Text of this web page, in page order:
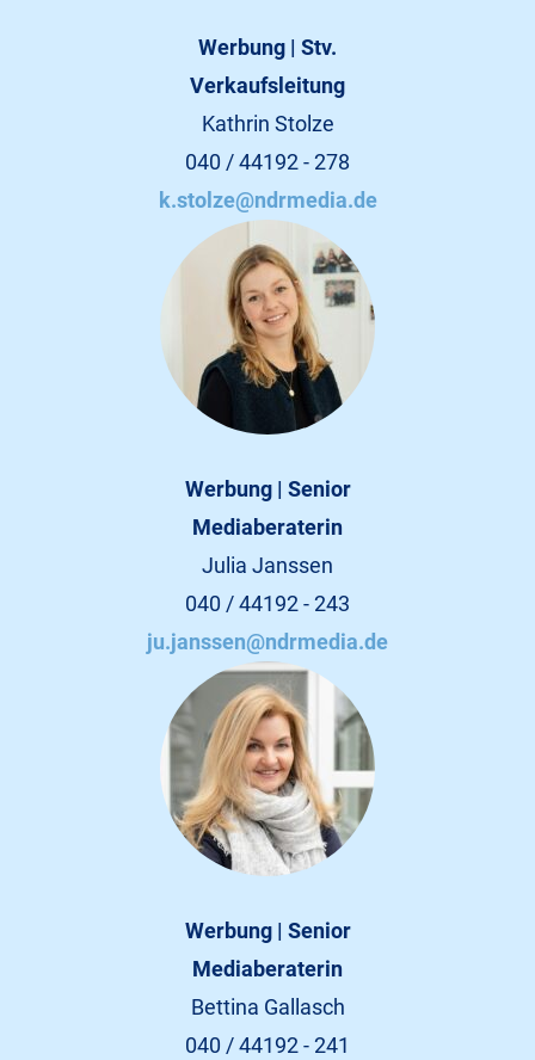
Werbung | Stv.
Verkaufsleitung
Kathrin Stolze
040 / 44192 - 278
k.stolze@ndrmedia.de
Werbung | Senior
Mediaberaterin
Julia Janssen
040 / 44192 - 243
ju.janssen@ndrmedia.de
Werbung | Senior
Mediaberaterin
Bettina Gallasch
040 / 44192 - 241